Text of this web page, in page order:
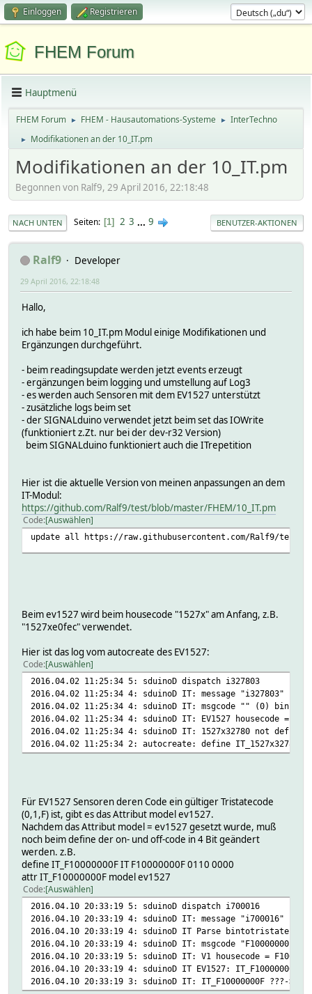
Einloggen Registrieren
FHEM Forum
Hauptmenü
FHEM Forum ► FHEM - Hausautomations-Systeme ► InterTechno
► Modifikationen an der 10_IT.pm
Modifikationen an der 10_IT.pm
Begonnen von Ralf9, 29 April 2016, 22:18:48
NACH UNTEN Seiten 1 2 3 ... 9 BENUTZER-AKTIONEN
Ralf9 Developer
29 April 2016, 22:18:48
Hallo,
ich habe beim 10_IT.pm Modul einige Modifikationen und
Ergänzungen durchgeführt.
- beim readingsupdate werden jetzt events erzeugt
- ergänzungen beim logging und umstellung auf Log3
- es werden auch Sensoren mit dem EV1527 unterstützt
- zusätzliche logs beim set
- der SIGNALduino verwendet jetzt beim set das IOWrite
(funktioniert z.Zt. nur bei der dev-r32 Version)
beim SIGNALduino funktioniert auch die ITrepetition
Hier ist die aktuelle Version von meinen anpassungen an dem
IT-Modul:
https://github.com/Ralf9/test/blob/master/FHEM/10_IT.pm
Code Auswählen
update all https://raw.githubusercontent.com/Ralf9/test/
Beim ev1527 wird beim housecode "1527x" am Anfang, z.B.
"1527xe0fec" verwendet.
Hier ist das log vom autocreate des EV1527:
Code Auswählen
2016.04.02 11:25:34 5: sduinoD dispatch i327803
2016.04.02 11:25:34 4: sduinoD IT: message "i327803" (7)
2016.04.02 11:25:34 4: sduinoD IT: msgcode "" (0) bin =
2016.04.02 11:25:34 4: sduinoD IT: EV1527 housecode =
2016.04.02 11:25:34 4: sduinoD IT: 1527x32780 not
2016.04.02 11:25:34 2: autocreate: define IT_1527x32780 IT
Für EV1527 Sensoren deren Code ein gültiger Tristatecode
(0,1,F) ist, gibt es das Attribut model ev1527.
Nachdem das Attribut model = ev1527 gesetzt wurde, muß
noch beim define der on- und off-code in 4 Bit geändert
werden. z.B.
define IT_F10000000F IT F10000000F 0110 0000
attr IT_F10000000F model ev1527
Code Auswählen
2016.04.10 20:33:19 5: sduinoD dispatch i700016
2016.04.10 20:33:19 4: sduinoD IT: message "i700016" (7)
2016.04.10 20:33:19 4: sduinoD IT Parse bintotristate:
2016.04.10 20:33:19 4: sduinoD IT: msgcode "F10000000F00"
2016.04.10 20:33:19 5: sduinoD IT: V1 housecode =
2016.04.10 20:33:19 4: sduinoD IT EV1527: IT_F10000000F,
2016.04.10 20:33:19 3: sduinoD IT: IT_F10000000F ???->on